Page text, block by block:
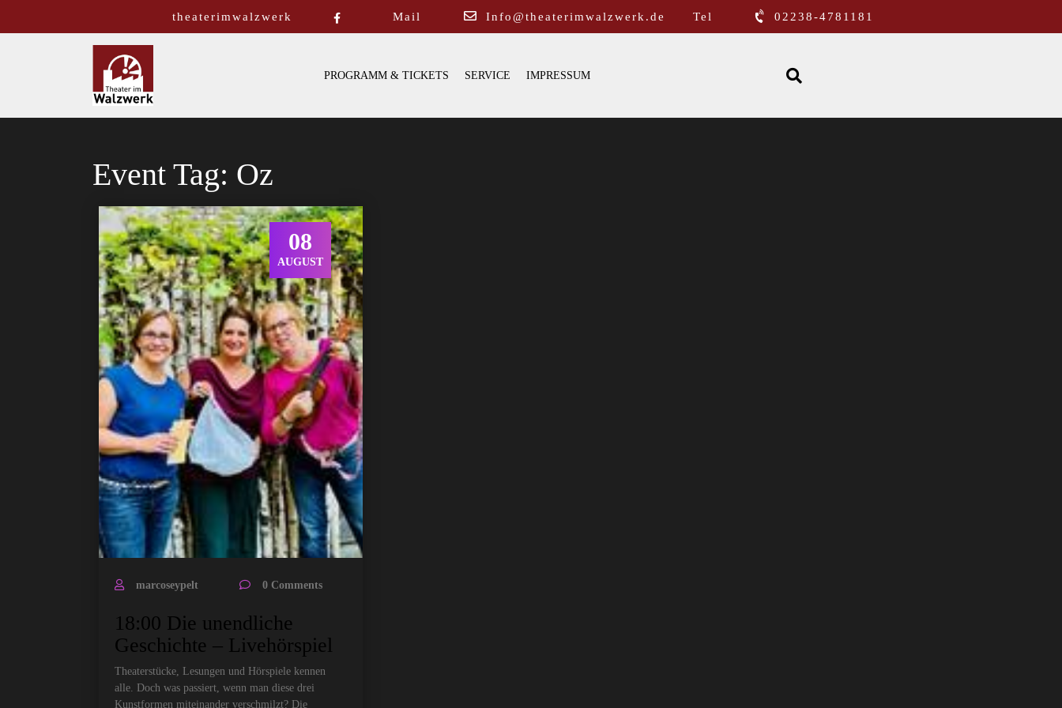
theaterimwalzwerk Mail Info@theaterimwalzwerk.de Tel 02238-4781181
PROGRAMM & TICKETS SERVICE IMPRESSUM
Event Tag: Oz
08
AUGUST
marcoseypelt 0 Comments
18:00 Die unendliche
Geschichte – Livehörspiel
Theaterstücke, Lesungen und Hörspiele kennen
alle. Doch was passiert, wenn man diese drei
Kunstformen miteinander verschmilzt? Die